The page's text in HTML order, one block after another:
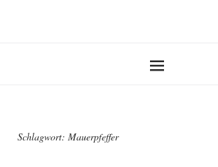
Schlagwort: Mauerpfeffer